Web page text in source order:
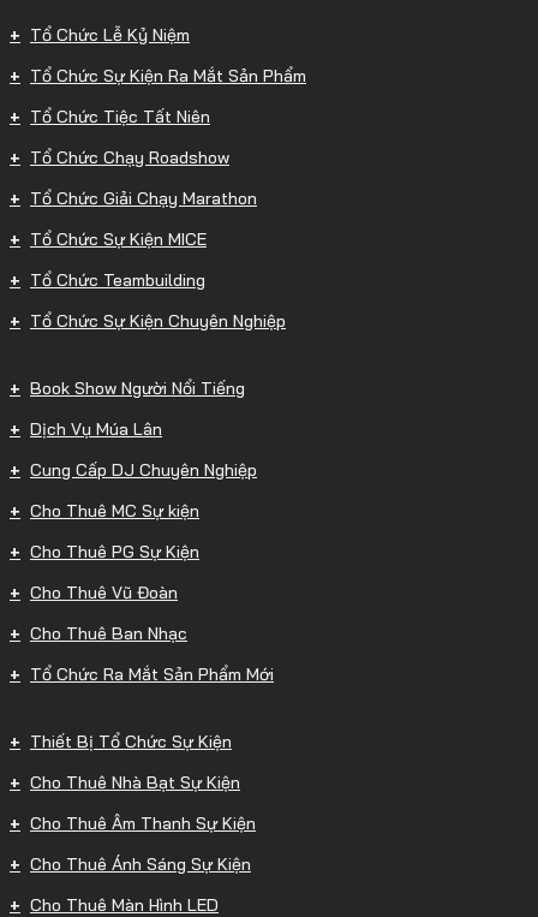
Tổ Chức Lễ Kỷ Niệm
Tổ Chức Sự Kiện Ra Mắt Sản Phẩm
Tổ Chức Tiệc Tất Niên
Tổ Chức Chạy Roadshow
Tổ Chức Giải Chạy Marathon
Tổ Chức Sự Kiện MICE
Tổ Chức Teambuilding
Tổ Chức Sự Kiện Chuyên Nghiệp
Book Show Người Nổi Tiếng
Dịch Vụ Múa Lân
Cung Cấp DJ Chuyên Nghiệp
Cho Thuê MC Sự kiện
Cho Thuê PG Sự Kiện
Cho Thuê Vũ Đoàn
Cho Thuê Ban Nhạc
Tổ Chức Ra Mắt Sản Phẩm Mới
Thiết Bị Tổ Chức Sự Kiện
Cho Thuê Nhà Bạt Sự Kiện
Cho Thuê Âm Thanh Sự Kiện
Cho Thuê Ánh Sáng Sự Kiện
Cho Thuê Màn Hình LED